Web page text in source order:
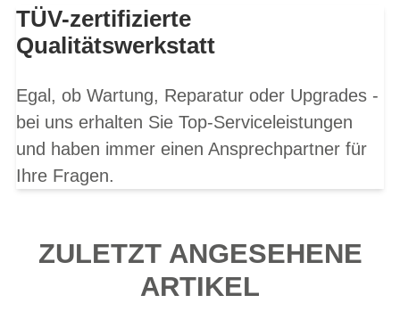
TÜV-zertifizierte
Qualitätswerkstatt
Egal, ob Wartung, Reparatur oder Upgrades -
bei uns erhalten Sie Top-Serviceleistungen
und haben immer einen Ansprechpartner für
Ihre Fragen.
ZULETZT ANGESEHENE
ARTIKEL